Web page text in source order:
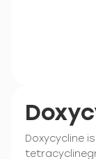
Doxycycline